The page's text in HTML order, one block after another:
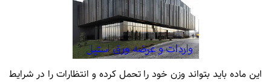
این ماده باید بتواند وزن خود را تحمل کرده و انتظارات را در شرایط